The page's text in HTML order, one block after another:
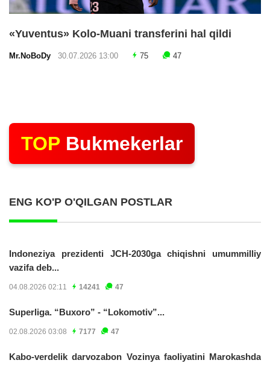
«Yuventus» Kolo-Muani transferini hal qildi
Mr.NoBoDy 30.07.2026 13:00 75 47
TOP Bukmekerlar
ENG KO'P O'QILGAN POSTLAR
Indoneziya prezidenti JCH-2030ga chiqishni umummilliy
vazifa deb...
04.08.2026 02:11 14241 47
Superliga. “Buxoro” - “Lokomotiv”...
02.08.2026 03:08 7177 47
Kabo-verdelik darvozabon Vozinya faoliyatini Marokashda